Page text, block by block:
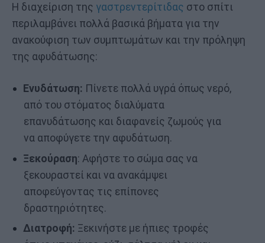
Η διαχείριση της γαστρεντερίτιδας στο σπίτι
περιλαμβάνει πολλά βασικά βήματα για την
ανακούφιση των συμπτωμάτων και την πρόληψη
της αφυδάτωσης:
Ενυδάτωση: Πίνετε πολλά υγρά όπως νερό,
από του στόματος διαλύματα
επανυδάτωσης και διαφανείς ζωμούς για
να αποφύγετε την αφυδάτωση.
Ξεκούραση: Αφήστε το σώμα σας να
ξεκουραστεί και να ανακάμψει
αποφεύγοντας τις επίπονες
δραστηριότητες.
Διατροφή: Ξεκινήστε με ήπιες τροφές